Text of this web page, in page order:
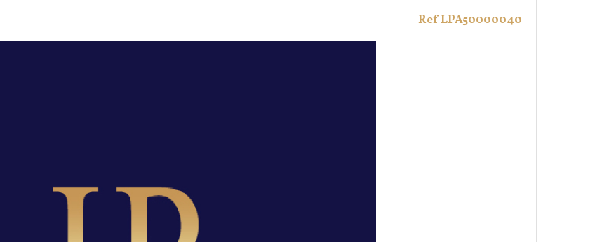
Ref LPA50000040